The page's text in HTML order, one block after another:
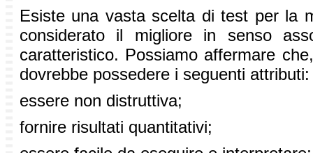
Esiste una vasta scelta di test per la
considerato il migliore in senso
caratteristico. Possiamo affermare
dovrebbe possedere i seguenti attributi:
essere non distruttiva;
fornire risultati quantitativi;